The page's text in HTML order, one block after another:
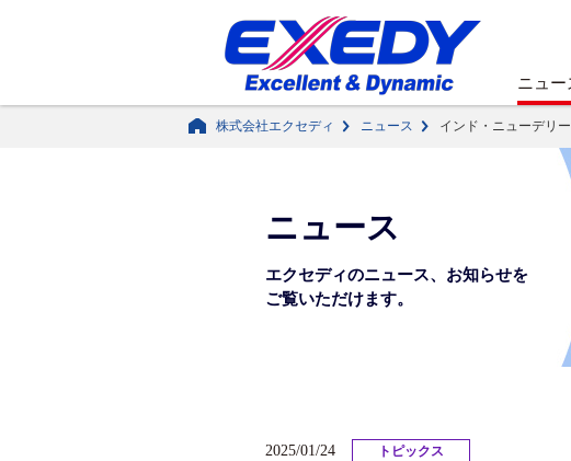
ニュー
株式会社エクセディ ニュース インド・ニューデリ
ニュース
エクセディのニュース、 お知らせを
ご覧いただけます。
2025/01/24 トピックス